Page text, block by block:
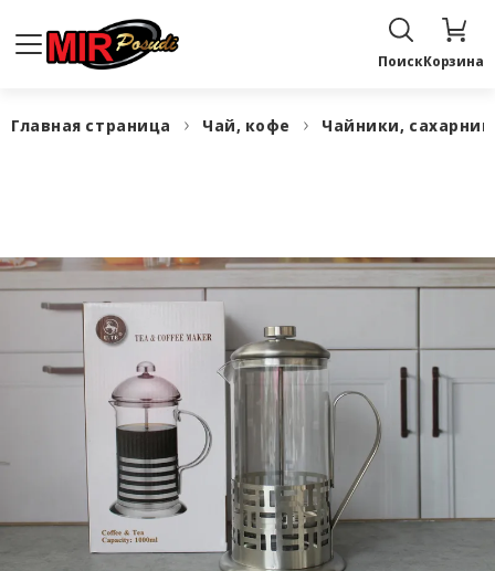
ПоискКорзина
Главная страница Чай, кофе Чайники,